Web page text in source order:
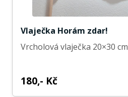
Vlaječka Horám zdar!
Vrcholová vlaječka 20×30 cm
180,- Kč